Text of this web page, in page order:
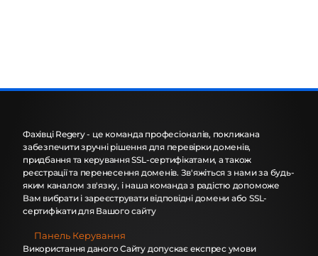
Фахівці Regery - це команда професіоналів, покликана
забезпечити зручні рішення для перевірки доменів,
придбання та керування SSL-сертифікатами, а також
реєстрації та перенесення доменів. Зв'яжіться з нами за будь-
яким каналом зв'язку, і наша команда з радістю допоможе
Вам вибрати і зареєструвати відповідні домени або SSL-
сертифікати для Вашого сайту
Панель Керування
Використання даного Сайту допускає експрес умови